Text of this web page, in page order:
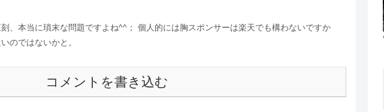
、本当に瑣末な問題ですよね^^； 個人的には胸スポンサーは楽天でも構わないですか
のではないかと。
コメントを書き込む